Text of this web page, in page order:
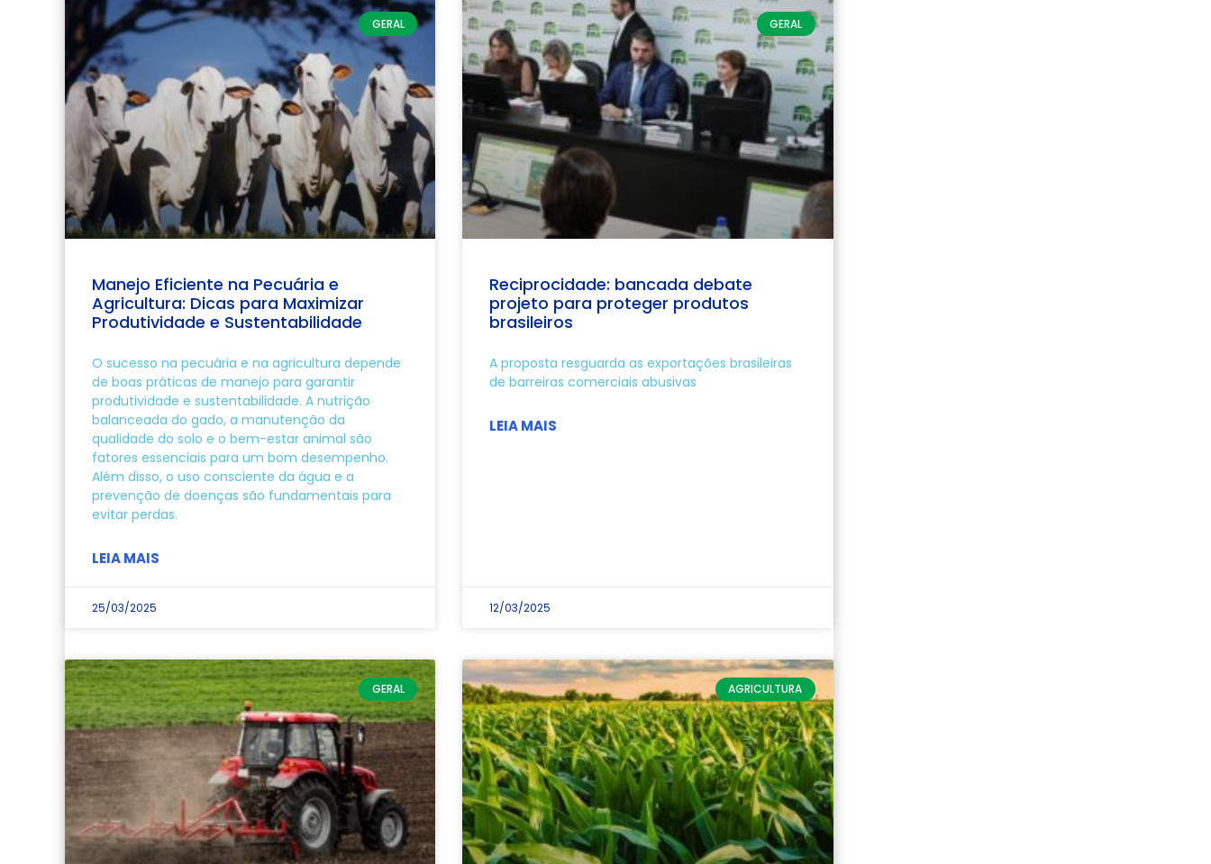
GERAL
Manejo Eficiente na Pecuária e
Agricultura: Dicas para Maximizar
Produtividade e Sustentabilidade
O sucesso na pecuária e na agricultura depende
de boas práticas de manejo para garantir
produtividade e sustentabilidade. A nutrição
balanceada do gado, a manutenção da
qualidade do solo e o bem-estar animal são
fatores essenciais para um bom desempenho.
Além disso, o uso consciente da água e a
prevenção de doenças são fundamentais para
evitar perdas.
LEIA MAIS
25/03/2025
GERAL
Reciprocidade: bancada debate
projeto para proteger produtos
brasileiros
A proposta resguarda as exportações brasileiras
de barreiras comerciais abusivas
LEIA MAIS
12/03/2025
GERAL AGRICULTURA